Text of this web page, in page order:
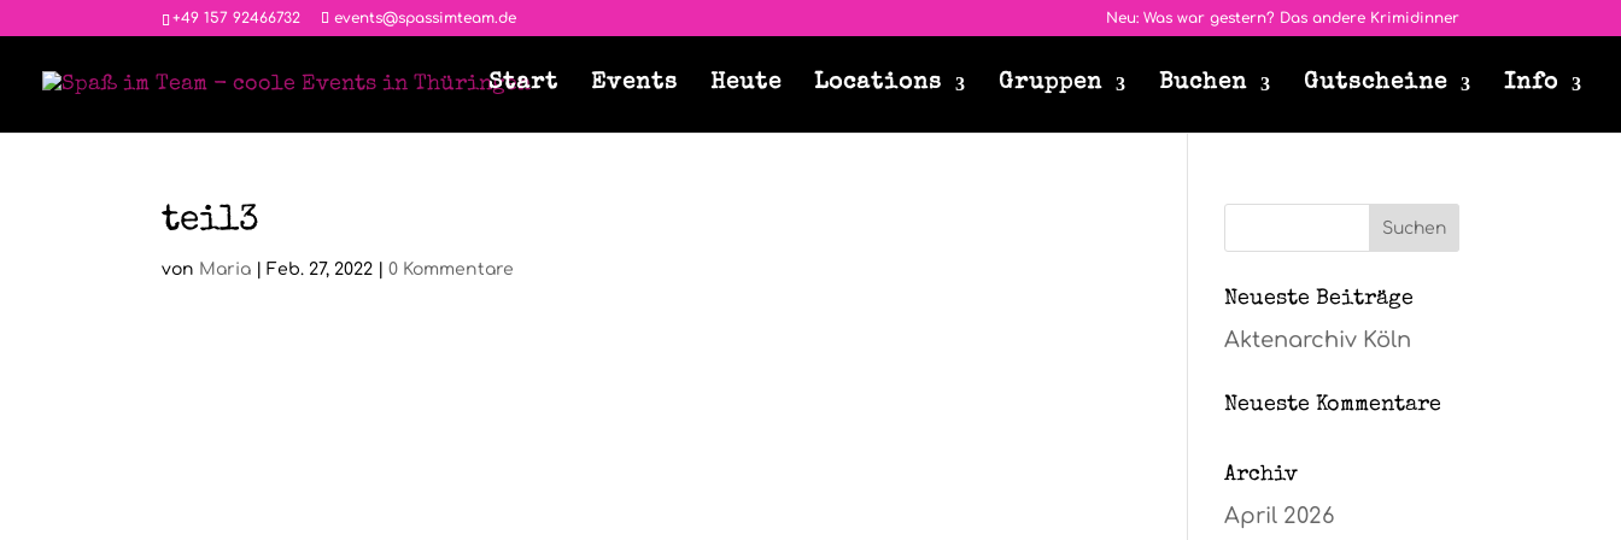
‭+49 157 92466732 events@spassimteam.de Neu: Was war gestern? Das andere Krimidinner
Start Events Heute Locations Gruppen Buchen Gutscheine Info
teil3
von Maria |Feb. 27, 2022 |0 Kommentare
Neueste Beiträge
Aktenarchiv Köln
Neueste Kommentare
Archiv
April 2026